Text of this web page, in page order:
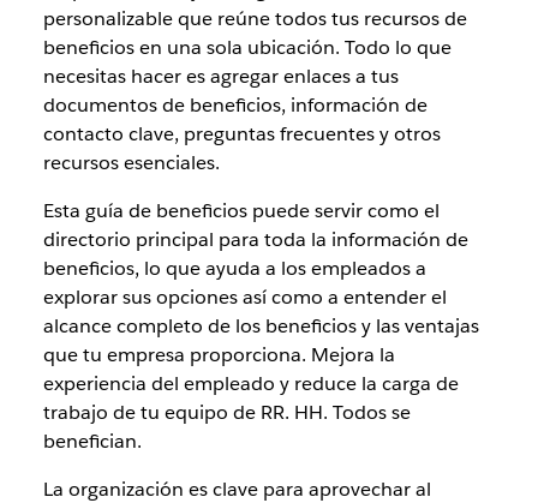
personalizable que reúne todos tus recursos de
beneficios en una sola ubicación. Todo lo que
necesitas hacer es agregar enlaces a tus
documentos de beneficios, información de
contacto clave, preguntas frecuentes y otros
recursos esenciales.
Esta guía de beneficios puede servir como el
directorio principal para toda la información de
beneficios, lo que ayuda a los empleados a
explorar sus opciones así como a entender el
alcance completo de los beneficios y las ventajas
que tu empresa proporciona. Mejora la
experiencia del empleado y reduce la carga de
trabajo de tu equipo de RR. HH. Todos se
benefician.
La organización es clave para aprovechar al